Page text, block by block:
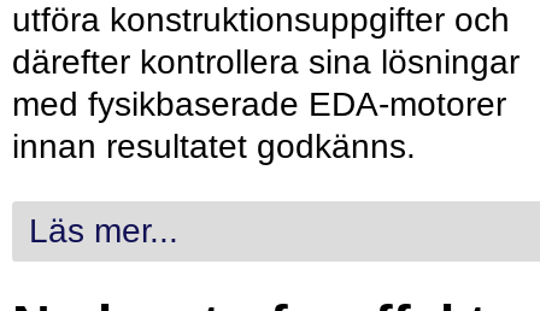
utföra konstruktionsuppgifter och
därefter kontrollera sina lösningar
med fysikbaserade EDA-motorer
innan resultatet godkänns.
Läs mer...